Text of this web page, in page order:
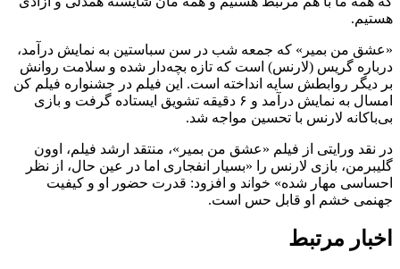
هستیم.
«عشق من بمیر» که جمعه شب در سن سباستین به نمایش درآمد،
درباره گریس (لارنس) است که تازه بچه‌دار شده و سلامت روانش
بر دیگر روابطش سایه انداخته است. این فیلم در جشنواره فیلم کن
امسال به نمایش درآمد و ۶ دقیقه تشویق ایستاده گرفت و بازی
بی‌باکانه لارنس با تحسین مواجه شد.
در نقد ورایتی از فیلم «عشق من بمیر»، منتقد ارشد فیلم، اوون
گلیبرمن، بازی لارنس را «بسیار انفجاری اما در عین حال، از نظر
احساسی مهار شده» خواند و افزود: قدرت حضور او و کیفیت
جهنمی خشم او قابل حس است.
اخبار مرتبط